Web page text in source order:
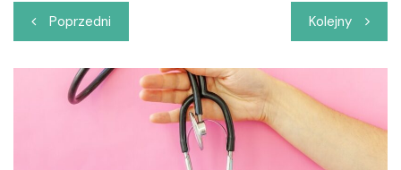
Nawigacja
wpisu
Poprzedni Kolejny